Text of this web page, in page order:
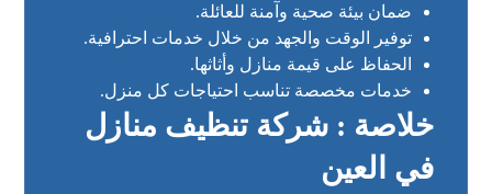
ضمان بيئة صحية وآمنة للعائلة.
توفير الوقت والجهد من خلال خدمات احترافية.
الحفاظ على قيمة منازل وأثاثها.
خدمات مخصصة تناسب احتياجات كل منزل.
خلاصة : شركة تنظيف منازل
في العين